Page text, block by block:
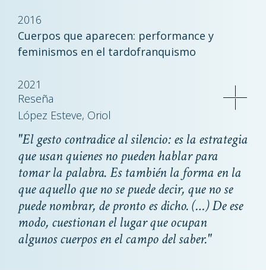
2016
Cuerpos que aparecen: performance y
feminismos en el tardofranquismo
2021
Reseña
López Esteve, Oriol
"El gesto contradice al silencio: es la estrategia
que usan quienes no pueden hablar para
tomar la palabra. Es también la forma en la
que aquello que no se puede decir, que no se
puede nombrar, de pronto es dicho. (…) De ese
modo, cuestionan el lugar que ocupan
algunos cuerpos en el campo del saber."